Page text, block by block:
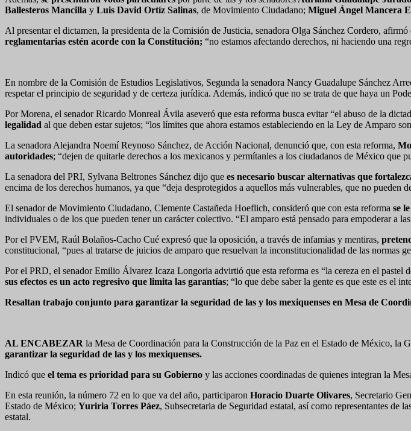
Ballesteros Mancilla y Luis David Ortíz Salinas, de Movimiento Ciudadano; Miguel Ángel Mancera
Al presentar el dictamen, la presidenta de la Comisión de Justicia, senadora Olga Sánchez Cordero,
reglamentarias estén acorde con la Constitución; “no estamos afectando derechos, ni haciendo una
En nombre de la Comisión de Estudios Legislativos, Segunda la senadora Nancy Guadalupe Sánchez
respetar el principio de seguridad y de certeza jurídica. Además, indicó que no se trata de que haya un
Por Morena, el senador Ricardo Monreal Ávila aseveró que esta reforma busca evitar “el abuso de la
legalidad al que deben estar sujetos; “los límites que ahora estamos estableciendo en la Ley de Amparo
La senadora Alejandra Noemí Reynoso Sánchez, de Acción Nacional, denunció que, con esta reforma,
autoridades; “dejen de quitarle derechos a los mexicanos y permítanles a los ciudadanos de México que
La senadora del PRI, Sylvana Beltrones Sánchez dijo que es necesario buscar alternativas que
encima de los derechos humanos, ya que “deja desprotegidos a aquellos más vulnerables, que no pueden
El senador de Movimiento Ciudadano, Clemente Castañeda Hoeflich, consideró que con esta reforma se
individuales o de los que pueden tener un carácter colectivo. “El amparo está pensado para empoderar a
Por el PVEM, Raúl Bolaños-Cacho Cué expresó que la oposición, a través de infamias y mentiras,
constitucional, “pues al tratarse de juicios de amparo que resuelvan la inconstitucionalidad de las normas
Por el PRD, el senador Emilio Álvarez Icaza Longoria advirtió que esta reforma es “la cereza en el
sus efectos es un acto regresivo que limita las garantías; “lo que debe saber la gente es que este es el
Resaltan trabajo conjunto para garantizar la seguridad de las y los mexiquenses en Mesa de
AL ENCABEZAR la Mesa de Coordinación para la Construcción de la Paz en el Estado de México, la
garantizar la seguridad de las y los mexiquenses.
Indicó que el tema es prioridad para su Gobierno y las acciones coordinadas de quienes integran la
En esta reunión, la número 72 en lo que va del año, participaron Horacio Duarte Olivares, Secretario
Estado de México; Yuriria Torres Páez, Subsecretaria de Seguridad estatal, así como representantes
estatal.